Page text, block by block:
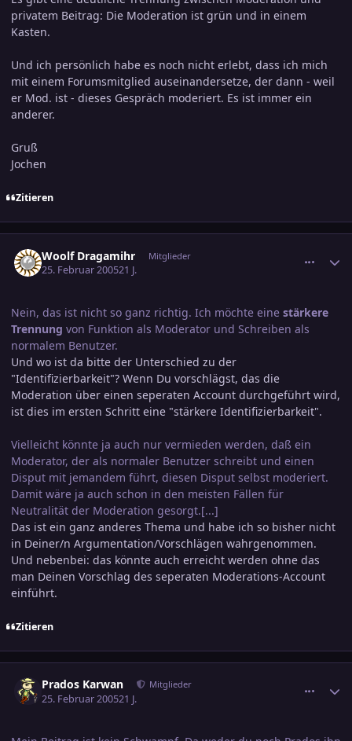
privatem Beitrag: Die Moderation ist grün und in einem
Kasten.
Und ich persönlich habe es noch nicht erlebt, dass ich mich
mit einem Forumsmitglied auseinandersetze, der dann - weil
er Mod. ist - dieses Gespräch moderiert. Es ist immer ein
anderer.
Gruß
Jochen
Zitieren
Woolf Dragamihr Mitglieder
25. Februar 200521 J.
Nein, das ist nicht so ganz richtig. Ich möchte eine stärkere
Trennung von Funktion als Moderator und Schreiben als
normalem Benutzer.
Und wo ist da bitte der Unterschied zu der
"Identifizierbarkeit"? Wenn Du vorschlägst, das die
Moderation über einen seperaten Account durchgeführt wird,
ist dies im ersten Schritt eine "stärkere Identifizierbarkeit".
Vielleicht könnte ja auch nur vermieden werden, daß ein
Moderator, der als normaler Benutzer schreibt und einen
Disput mit jemandem führt, diesen Disput selbst moderiert.
Damit wäre ja auch schon in den meisten Fällen für
Neutralität der Moderation gesorgt.[...]
Das ist ein ganz anderes Thema und habe ich so bisher nicht
in Deiner/n Argumentation/Vorschlägen wahrgenommen.
Und nebenbei: das könnte auch erreicht werden ohne das
man Deinen Vorschlag des seperaten Moderations-Account
einführt.
Zitieren
Prados Karwan Mitglieder
25. Februar 200521 J.